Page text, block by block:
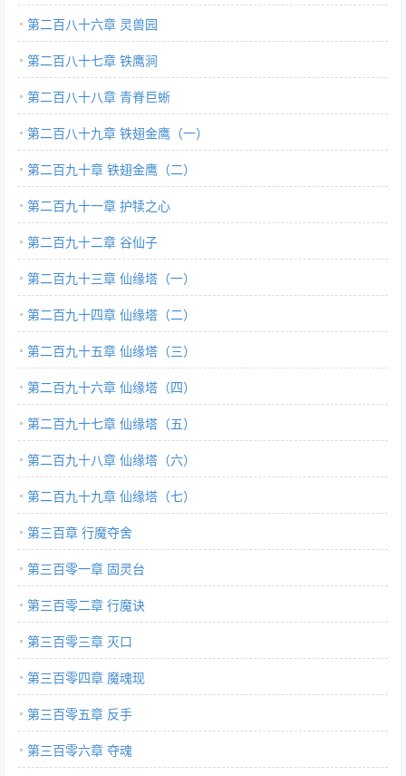
第二百八十六章 灵兽园
第二百八十七章 铁鹰涧
第二百八十八章 青脊巨蜥
第二百八十九章 铁翅金鹰（一）
第二百九十章 铁翅金鹰（二）
第二百九十一章 护犊之心
第二百九十二章 谷仙子
第二百九十三章 仙缘塔（一）
第二百九十四章 仙缘塔（二）
第二百九十五章 仙缘塔（三）
第二百九十六章 仙缘塔（四）
第二百九十七章 仙缘塔（五）
第二百九十八章 仙缘塔（六）
第二百九十九章 仙缘塔（七）
第三百章 行魔夺舍
第三百零一章 固灵台
第三百零二章 行魔诀
第三百零三章 灭口
第三百零四章 魔魂现
第三百零五章 反手
第三百零六章 夺魂